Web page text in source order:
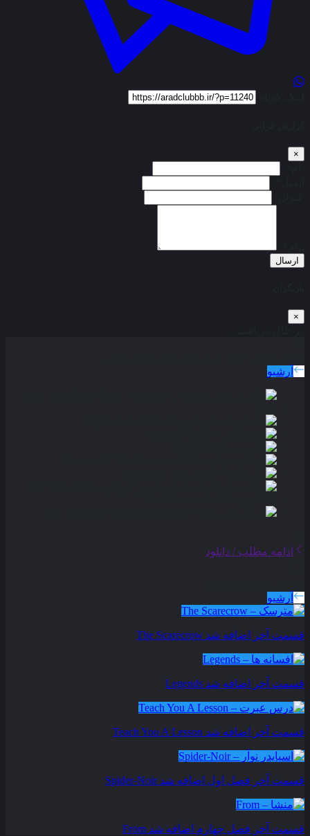
×
ارسال
×
آرشیو
ادامه مطلب / دانلود
آرشیو
قسمت آخر اضافه شد The Scarecrow
قسمت آخر اضافه شد Legends
قسمت آخر اضافه شد Teach You A Lesson
قسمت آخر فصل اول اضافه شد Spider-Noir
قسمت آخر فصل چهارم اضافه شد From